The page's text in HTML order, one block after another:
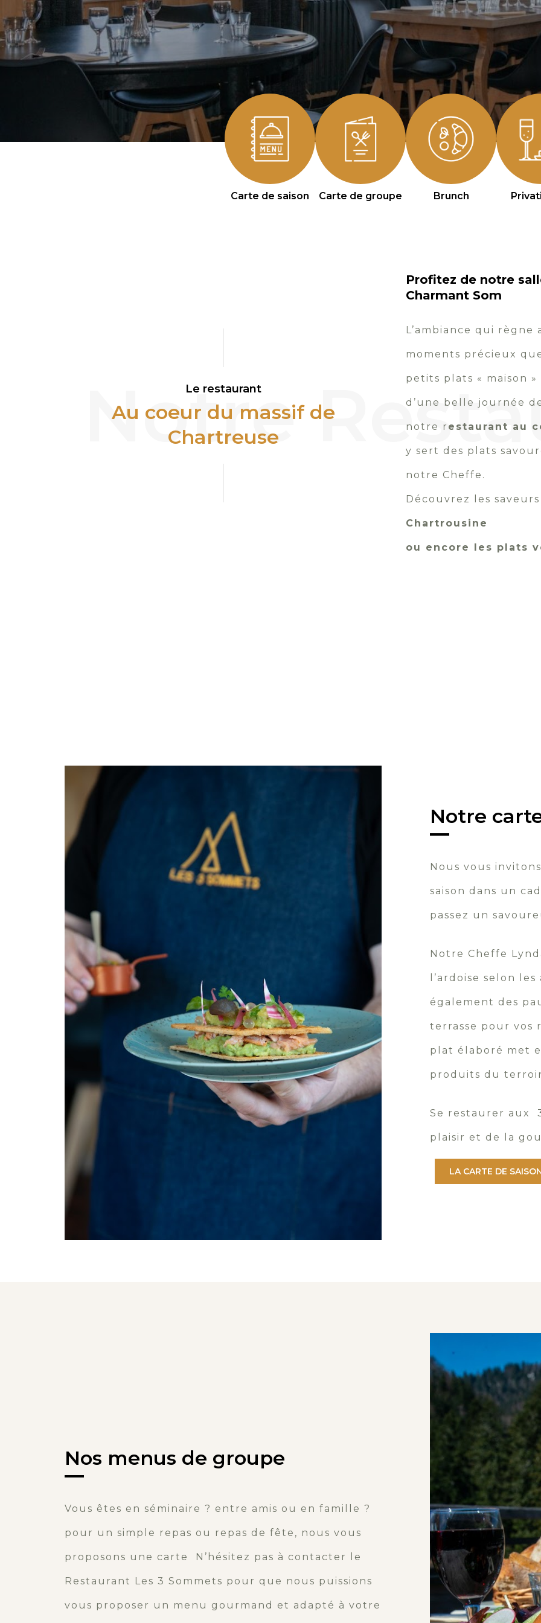
Carte de saison Carte de groupe Brunch
Notre
Le restaurant
Au coeur du massif de
Chartreuse
Profitez de notre
Charmant Som
L’ambiance qui règne
moments précieux
petits plats « maison
d’une belle journée
notre r estaurant au
y sert des plats
notre Cheffe.
Découvrez les
Chartrousine
ou encore les plats
Notre
Nous vous
saison dans un
passez un
Notre Cheffe
l’ardoise selon
également des
terrasse pour vos
plat élaboré met
produits du
Se restaurer aux
plaisir et de la
LA CARTE DE
Nos menus de groupe
Vous êtes en séminaire ? entre amis ou en famille ?
pour un simple repas ou repas de fête, nous vous
proposons une carte N’hésitez pas à contacter le
Restaurant Les 3 Sommets pour que nous puissions
vous proposer un menu gourmand et adapté à votre